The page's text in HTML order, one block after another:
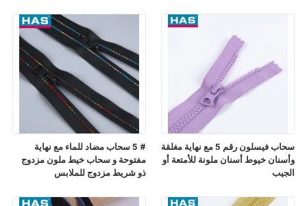
# 5 سحاب مضاد للماء مع نهاية
مفتوحة و سحاب خيط ملون مزدوج
ذو شريط مزدوج للملابس
سحاب فيسلون رقم 5 مع نهاية مغلقة
وأسنان خيوط أسنان ملونة للأمتعة أو
الجيب